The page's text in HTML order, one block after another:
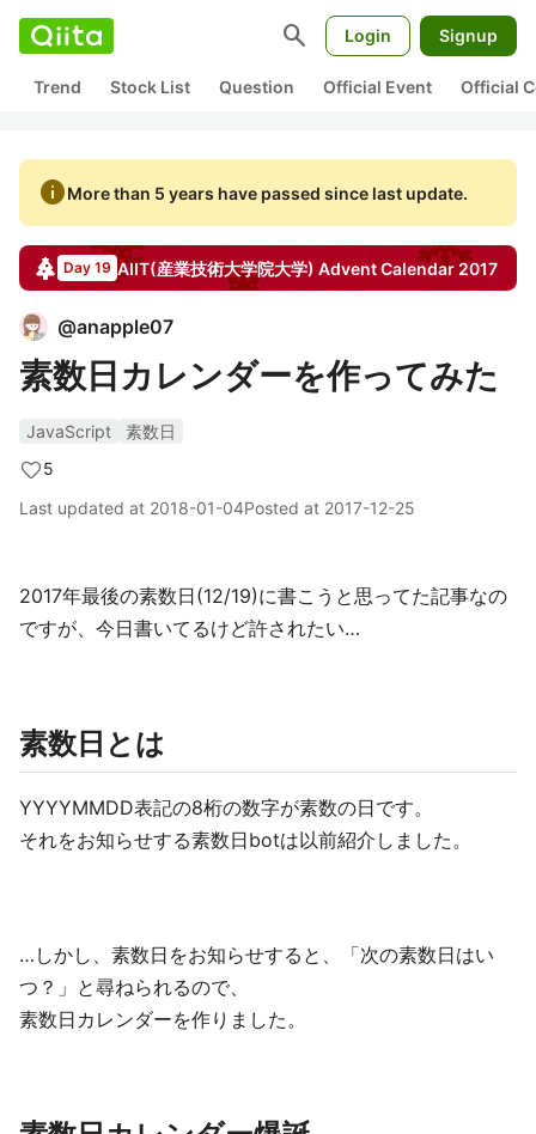
search Login Signup
Trend Stock List Question Official Event Official
infoMore than 5 years have passed since last update.
Day 19 AIIT(産業技術大学院大学) Advent Calendar 2017
@anapple07
素数日カレンダーを作ってみた
JavaScript
素数日
5
Last updated at 2018-01-04Posted at 2017-12-25
2017年最後の素数日(12/19)に書こうと思ってた記事なの
ですが、今日書いてるけど許されたい…
素数日とは
YYYYMMDD表記の8桁の数字が素数の日です。
それをお知らせする素数日botは以前紹介しました。
…しかし、素数日をお知らせすると、「次の素数日はい
つ？」と尋ねられるので、
素数日カレンダーを作りました。